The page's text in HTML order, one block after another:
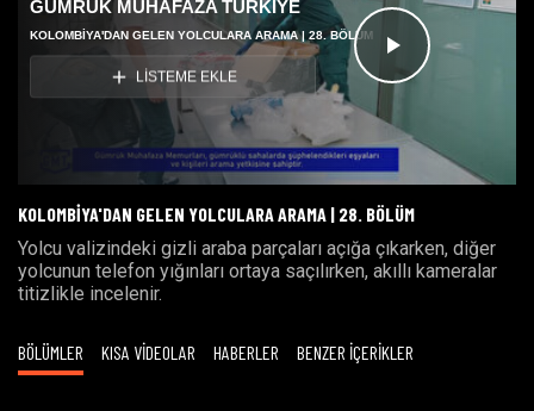
Videoyu
Oynat
GÜMRÜK MUHAFAZA TÜRKİYE
KOLOMBIYA'DAN GELEN YOLCULARA ARAMA | 28. BÖLÜM
LİSTEME EKLE
KOLOMBIYA'DAN GELEN YOLCULARA ARAMA | 28. BÖLÜM
Yolcu valizindeki gizli araba parçaları açığa çıkarken, diğer
yolcunun telefon yığınları ortaya saçılırken, akıllı kameralar
titizlikle incelenir.
BÖLÜMLER KISA VİDEOLAR HABERLER BENZER İÇERİKLER